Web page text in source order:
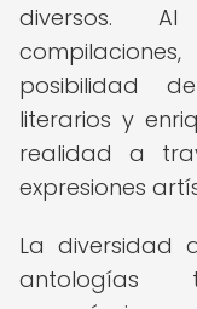
diversos.
posibilidad
literarios y
realidad a
expresiones
La diversidad
antologías